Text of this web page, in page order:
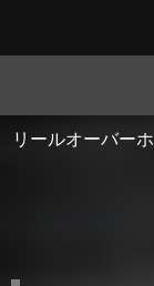
リールオーバー